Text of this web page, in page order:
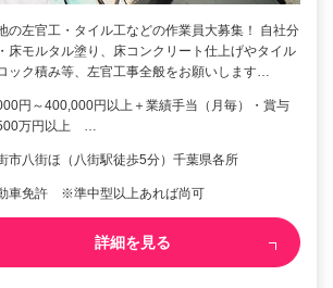
の左官工・タイル工などの作業員大募集！ 自社分
床モルタル塗り、床コンクリート仕上げやタイル
ック積み等、左官工事全般をお願いします…
円～400,000円以上＋業績手当（月毎）・賞与
万円以上 …
市八街ほ（八街駅徒歩5分）千葉県各所
車免許 ※準中型以上あれば尚可
詳細を見る